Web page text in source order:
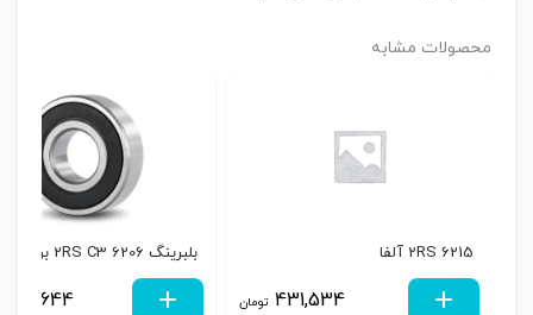
محصولات مشابه
6215 2RS آلفا
431,534 تومان
بلبرینگ 6206 2RS C3 برند SKF
358,644